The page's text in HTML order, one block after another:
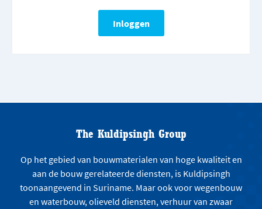
The Kuldipsingh Group
Op het gebied van bouwmaterialen van hoge kwaliteit en
aan de bouw gerelateerde diensten, is Kuldipsingh
toonaangevend in Suriname. Maar ook voor wegenbouw
en waterbouw, olieveld diensten, verhuur van zwaar